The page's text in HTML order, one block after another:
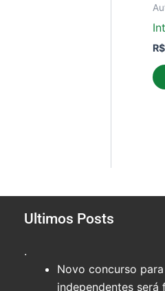
R$
Ultimos Posts
.
Novo concurso
independentes será